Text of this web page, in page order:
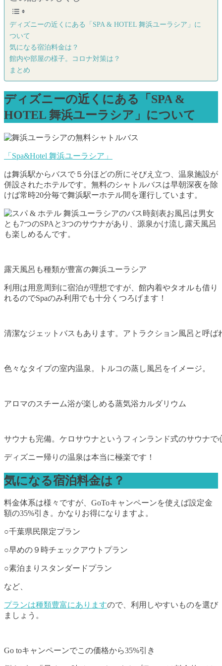
ディズニーの近くにある「SPA & HOTEL 舞浜ユーラシア」に
ついて
気になる宿泊料金は？
館内や部屋の様子。コロナ対策は？
まとめ
ディズニーの近くにある「SPA &
HOTEL 舞浜ユーラシア」について
「Spa&Hotel 舞浜ユーラシア」
は舞浜駅からバスで５分ほどの所にそびえ立つ、温泉施設が
併設されたホテルです。無料のシャトルバスは早朝深夜を除
けば常時20分毎で舞浜駅ーホテル間を運行しています。
お風呂は男女
とも7つのSPAと3つのサウナがあり、源泉かけ流し露天風呂
も楽しめるんです。
露天風呂も種類が豊富の舞浜ユーラシア
利用は用意周到に宿泊が理想ですが、館内着やタオルも借り
れるのでSpaのみ利用でも十分くつろげます！
清潔なジェットバスもあります。アトラクション風呂と呼ば
色々なタイプの室内温泉。トルコの蒸し風呂をイメージ。
アロマのスチーム浴が楽しめる蒸気浴カルダリウム
サウナも完備。ケロサウナというフィンランド式のサウナ
ディズニー帰りの温泉は本当に極楽です！
気になる宿泊料金は？
料金体系は様々ですが、GoToキャンペーンを使えば設定金
額の35%引き。かなりお得になりますよ。
○千葉県民限定プラン
○早めの９時チェックアウトプラン
○素泊まりスタンダードプラン
など、
プランは種類豊富にありますので、利用しやすいものを選び
ましょう。
Go toキャンペーンでこの価格から35%引き